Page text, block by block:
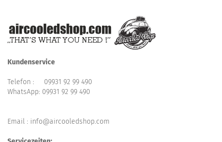
Kundenservice
Telefon : 09931 92 99 490
WhatsApp: 09931 92 99 490
Email : info@aircooledshop.com